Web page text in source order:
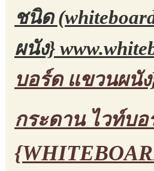
ชนิด
ผนัง}
บอร์ด แขวนผนั
กระดาน ไวท์บ